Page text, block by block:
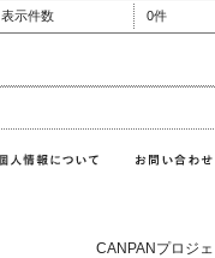
表示件数 0件
CANPANプロジ